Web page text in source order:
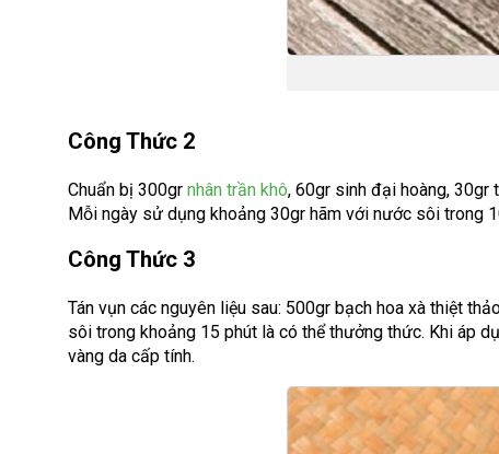
Công Thức 2
Chuẩn bị 300gr nhân trần khô, 60gr sinh đại hoàng, 30gr
Mỗi ngày sử dụng khoảng 30gr hãm với nước sôi trong
Công Thức 3
Tán vụn các nguyên liệu sau: 500gr bạch hoa xà thiệt
sôi trong khoảng 15 phút là có thể thưởng thức. Khi áp
vàng da cấp tính.